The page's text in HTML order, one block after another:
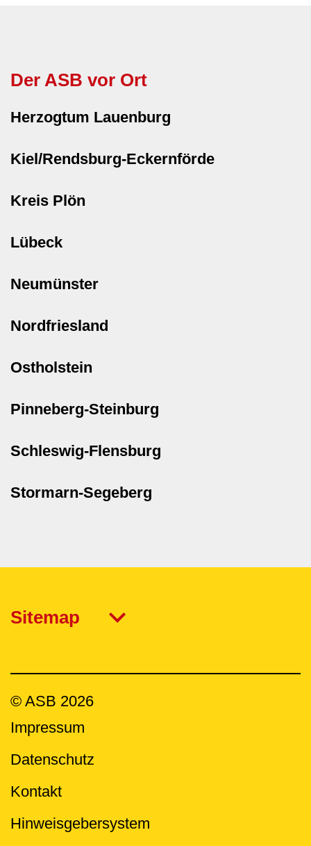
Der ASB vor Ort
Herzogtum Lauenburg
Kiel/Rendsburg-Eckernförde
Kreis Plön
Lübeck
Neumünster
Nordfriesland
Ostholstein
Pinneberg-Steinburg
Schleswig-Flensburg
Stormarn-Segeberg
Sitemap
© ASB 2026
Fußzeilenmenü
Impressum
Datenschutz
Kontakt
Hinweisgebersystem